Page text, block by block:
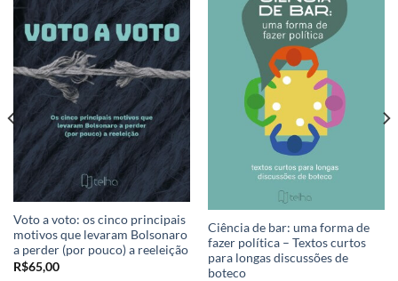
Voto a voto: os cinco principais
motivos que levaram Bolsonaro
a perder (por pouco) a reeleição
R$65,00
Ciência de bar: uma forma de
fazer política – Textos curtos
para longas discussões de
boteco